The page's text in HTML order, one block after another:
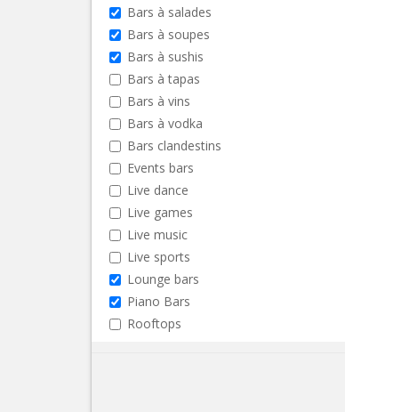
Bars à salades
Bars à soupes
Bars à sushis
Bars à tapas
Bars à vins
Bars à vodka
Bars clandestins
Events bars
Live dance
Live games
Live music
Live sports
Lounge bars
Piano Bars
Rooftops